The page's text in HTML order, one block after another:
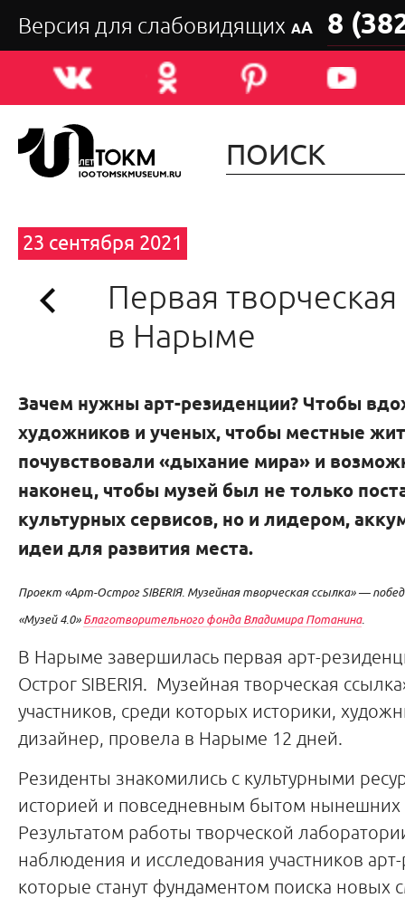
Версия для слабовидящих АА 8
23 сентября 2021
Первая
в Нарыме
Зачем нужны арт-резиденции? Чтобы
художников и ученых, чтобы местные
почувствовали «дыхание мира» и
наконец, чтобы музей был не только
культурных сервисов, но и лидером,
идеи для развития места.
Проект «Арт-Острог SIBERIЯ. Музейная творческая ссылка» —
«Музей 4.0»Благотворительного фонда Владимира Потанина.
В Нарыме завершилась первая арт-
Острог SIBERIЯ. Музейная творческая
участников, среди которых историки,
дизайнер, провела в Нарыме 12 дней.
Резиденты знакомились с культурными
историей и повседневным бытом нынешних
Результатом работы творческой
наблюдения и исследования участников
которые станут фундаментом поиска новых